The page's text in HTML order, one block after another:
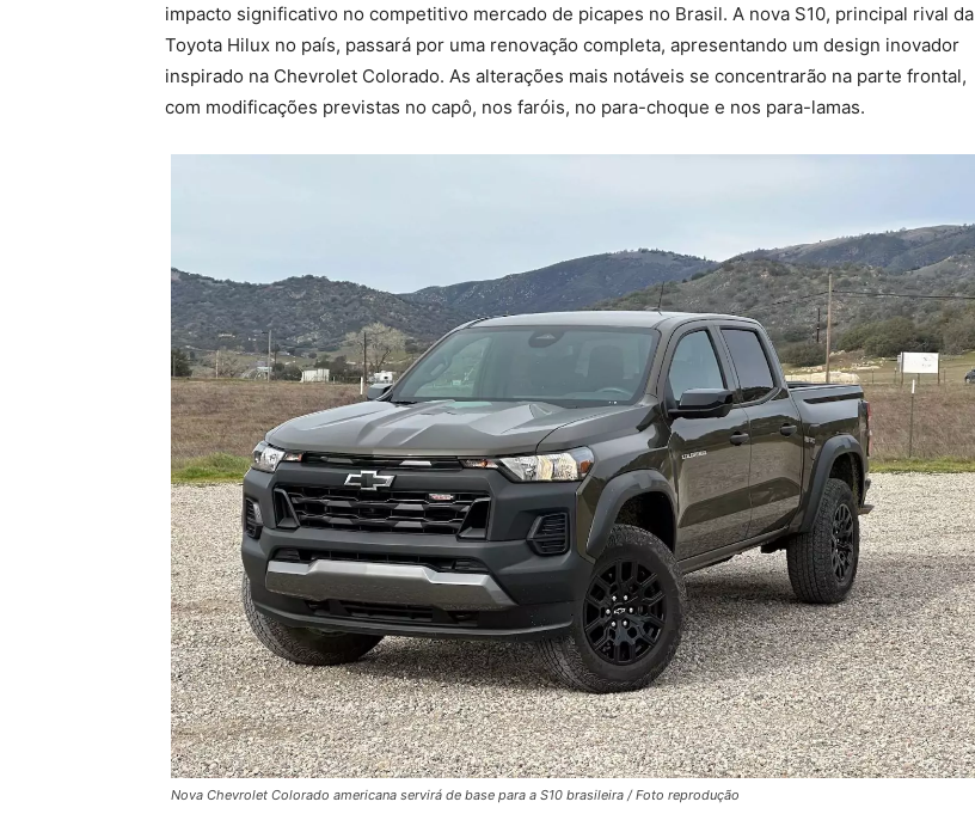
impacto significativo no competitivo mercado de picapes no Brasil. A nova S10, principal rival da
Toyota Hilux no país, passará por uma renovação completa, apresentando um design inovador
inspirado na Chevrolet Colorado. As alterações mais notáveis se concentrarão na parte frontal,
com modificações previstas no capô, nos faróis, no para-choque e nos para-lamas.
Nova Chevrolet Colorado americana servirá de base para a S10 brasileira / Foto reprodução